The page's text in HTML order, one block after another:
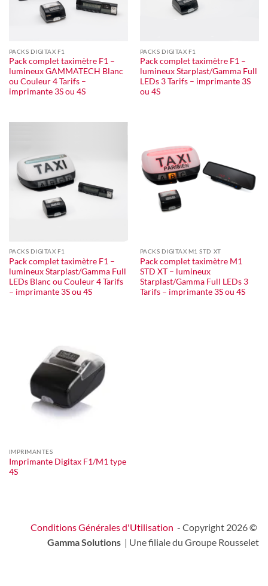
PACKS DIGITAX F1
Pack complet taximètre F1 –
lumineux GAMMATECH Blanc
ou Couleur 4 Tarifs –
imprimante 3S ou 4S
PACKS DIGITAX F1
Pack complet taximètre F1 –
lumineux Starplast/Gamma Full
LEDs 3 Tarifs – imprimante 3S
ou 4S
PACKS DIGITAX F1
Pack complet taximètre F1 –
lumineux Starplast/Gamma Full
LEDs Blanc ou Couleur 4 Tarifs
– imprimante 3S ou 4S
PACKS DIGITAX M1 STD XT
Pack complet taximètre M1
STD XT – lumineux
Starplast/Gamma Full LEDs 3
Tarifs – imprimante 3S ou 4S
IMPRIMANTES
Imprimante Digitax F1/M1 type
4S
Conditions Générales d'Utilisation - Copyright 2026 ©
Gamma Solutions | Une filiale du Groupe Rousselet